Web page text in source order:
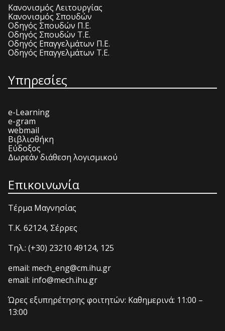
Κανονισμός Λειτουργίας
Κανονισμός Σπουδών
Οδηγός Σπουδών Π.Ε.
Οδηγός Σπουδών Τ.Ε.
Οδηγός Επαγγελμάτων Π.Ε.
Οδηγός Επαγγελμάτων Τ.Ε.
Υπηρεσίες
e-Learning
e-gram
webmail
Βιβλιοθήκη
Εύδοξος
Δωρεάν διάθεση λογισμικού
Επικοινωνία
Τέρμα Μαγνησίας
T.K. 62124, Σέρρες
Τηλ.: (+30) 23210 49124, 125
email: mech_eng@cm.ihu.gr
email: info@mech.ihu.gr
Ώρες εξυπηρέτησης φοιτητών: Καθημερινά: 11:00 –
13:00